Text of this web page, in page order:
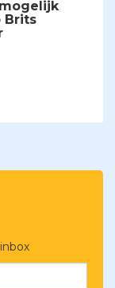
Brits